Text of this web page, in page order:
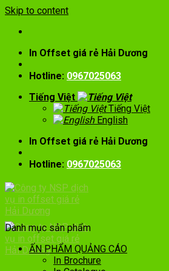
Skip to content
In Offset giá rẻ Hải Dương
Hotline: 0967025063
Tiếng Việt
Tiếng Việt
English
In Offset giá rẻ Hải Dương
Hotline: 0967025063
Danh mục sản phẩm
ẤN PHẨM QUẢNG CÁO
In Brochure